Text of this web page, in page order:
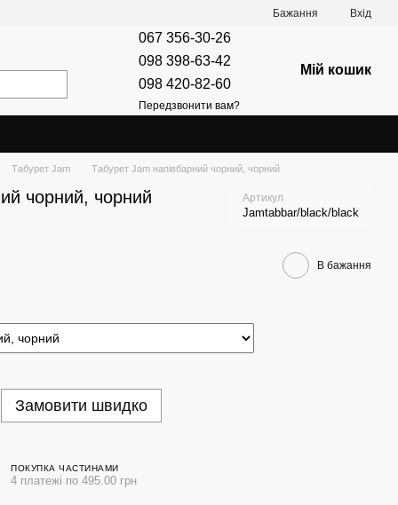
Бажання Вхід
067 356-30-26
098 398-63-42
098 420-82-60
Передзвонити вам?
Мій кошик
Табурет Jam Табурет Jam напівбарний чорний, чорний
чорний, чорний Артикул
Jamtabbar/black/black
В бажання
Замовити швидко
ПОКУПКА ЧАСТИНАМИ
4 платежі по 495.00 грн